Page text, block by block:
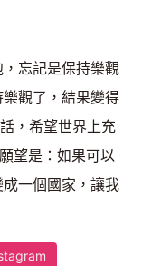
忘記是保持樂觀
觀了，結果變得
，希望世界上充
望是：如果可以
一個國家，讓我